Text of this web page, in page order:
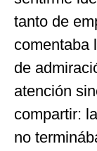
tanto de
comentaba
de
atención
compartir:
no